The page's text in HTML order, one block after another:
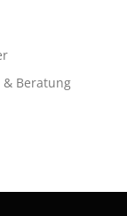
& Beratung